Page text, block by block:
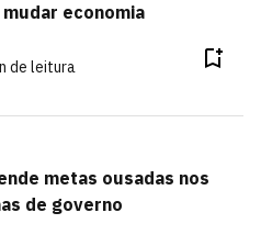
economia
de leitura
metas ousadas nos
de governo